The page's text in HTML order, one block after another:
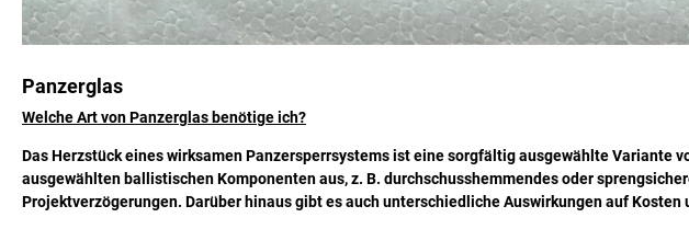
Panzerglas
Welche Art von Panzerglas benötige ich?
Das Herzstück eines wirksamen Panzersperrsystems ist eine sorgfältig ausgewählte Variante
ausgewählten ballistischen Komponenten aus, z. B. durchschusshemmendes oder
Projektverzögerungen. Darüber hinaus gibt es auch unterschiedliche Auswirkungen auf